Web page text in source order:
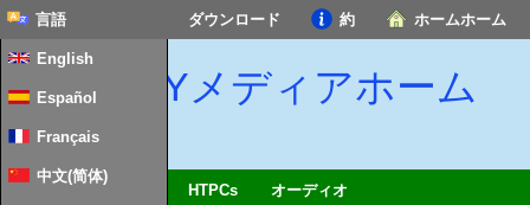
ホームホーム
約
ダウンロード
言語
English
Español
Français
中文(简体)
DIYメディアホーム
SmartHome & IoTを HTPCs オーディオ